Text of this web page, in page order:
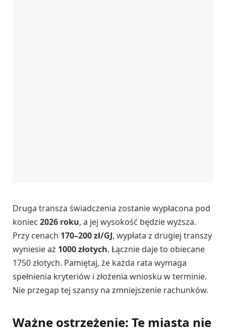
Druga transza świadczenia zostanie wypłacona pod
koniec 2026 roku, a jej wysokość będzie wyższa.
Przy cenach 170–200 zł/GJ, wypłata z drugiej transzy
wyniesie aż 1000 złotych. Łącznie daje to obiecane
1750 złotych. Pamiętaj, że każda rata wymaga
spełnienia kryteriów i złożenia wniosku w terminie.
Nie przegap tej szansy na zmniejszenie rachunków.
Ważne ostrzeżenie: Te miasta nie